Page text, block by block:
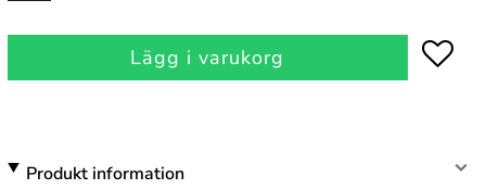
Lägg i varukorg
Produkt information